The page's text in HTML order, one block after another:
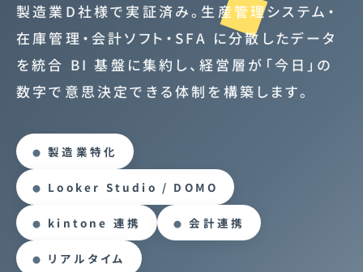
製造業D社様で実証済み。生産管理システム・
在庫管理・会計ソフト・SFA に分散したデータ
を統合 BI 基盤に集約し、経営層が「今日」の
数字で意思決定できる体制を構築します。
製造業特化
Looker Studio / DOMO
kintone 連携 会計連携
リアルタイム